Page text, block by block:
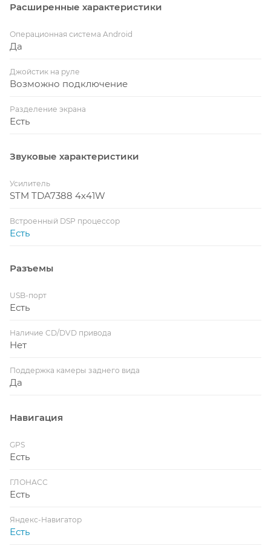
Расширенные характеристики
Операционная система Android
Да
Джойстик на руле
Возможно подключение
Разделение экрана
Есть
Звуковые характеристики
Усилитель
STM TDA7388 4x41W
Встроенный DSP процессор
Есть
Разъемы
USB-порт
Есть
Наличие CD/DVD привода
Нет
Поддержка камеры заднего вида
Да
Навигация
GPS
Есть
ГЛОНАСС
Есть
Яндекс-Навигатор
Есть